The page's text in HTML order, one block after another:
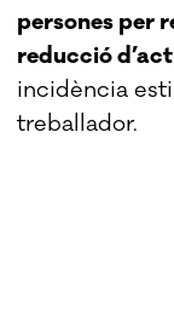
persones per
reducció
incidència
treballador.